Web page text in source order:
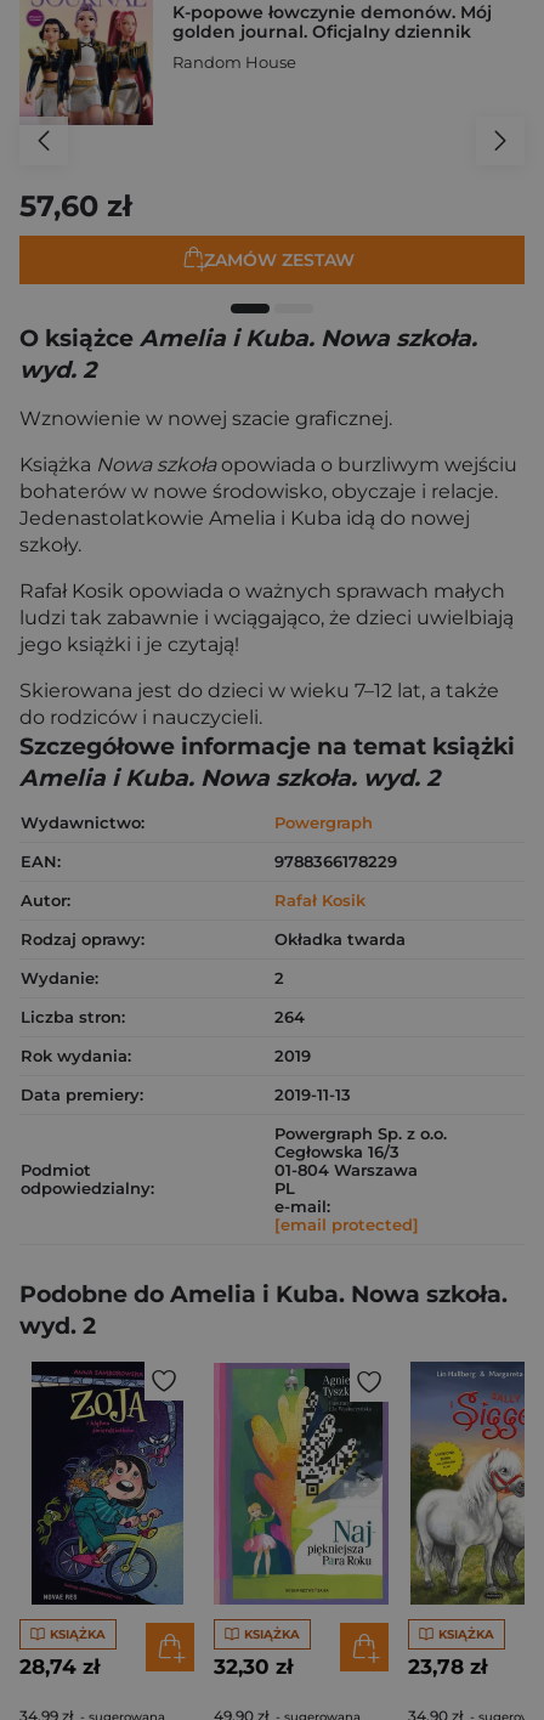
K-popowe łowczynie demonów. Mój
golden journal. Oficjalny dziennik
Random House
57,60 zł
ZAMÓW ZESTAW
O książce Amelia i Kuba. Nowa szkoła.
wyd. 2
Wznowienie w nowej szacie graficznej.
Książka Nowa szkołaopowiada o burzliwym wejściu
bohaterów w nowe środowisko, obyczaje i relacje.
Jedenastolatkowie Amelia i Kuba idą do nowej
szkoły.
Rafał Kosik opowiada o ważnych sprawach małych
ludzi tak zabawnie i wciągająco, że dzieci uwielbiają
jego książki i je czytają!
Skierowana jest do dzieci w wieku 7–12 lat, a także
do rodziców i nauczycieli.
Szczegółowe informacje na temat książki
Amelia i Kuba. Nowa szkoła. wyd. 2
Wydawnictwo:
Powergraph
EAN:
9788366178229
Autor:
Rafał Kosik
Rodzaj oprawy:
Okładka twarda
Wydanie:
2
Liczba stron:
264
Rok wydania:
2019
Data premiery:
2019-11-13
Podmiot
odpowiedzialny:
Powergraph Sp. z o.o.
Cegłowska 16/3
01-804 Warszawa
PL
e-mail:
[email protected]
Podobne do Amelia i Kuba. Nowa szkoła.
wyd. 2
KSIĄŻKA
28,74 zł
34,99 zł
KSIĄŻKA
32,30 zł
49,90 zł
KSIĄŻKA
23,78 zł
34,90 zł